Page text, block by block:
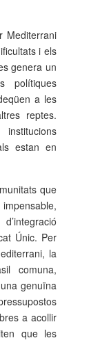
Mediterrani
i els
genera un
polítiques
a les
reptes.
estan en
que
Únic. Per
la
comuna,
genuïna
a acollir
que les